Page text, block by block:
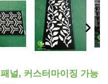
널, 커스터마이징 가능